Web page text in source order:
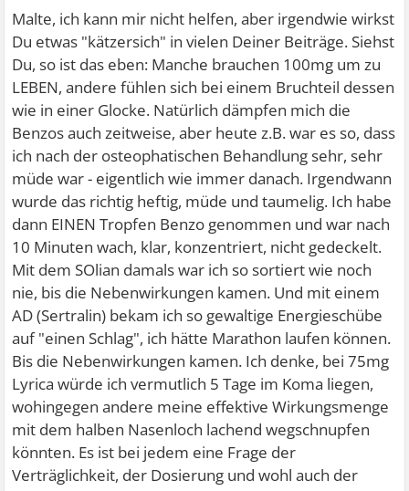
doch keinen normalen Gefühle mehr im Leben.
Malte, ich kann mir nicht helfen, aber irgendwie wirkst
Du etwas "kätzersich" in vielen Deiner Beiträge. Siehst
Du, so ist das eben: Manche brauchen 100mg um zu
LEBEN, andere fühlen sich bei einem Bruchteil dessen
wie in einer Glocke. Natürlich dämpfen mich die
Benzos auch zeitweise, aber heute z.B. war es so, dass
ich nach der osteophatischen Behandlung sehr, sehr
müde war - eigentlich wie immer danach. Irgendwann
wurde das richtig heftig, müde und taumelig. Ich habe
dann EINEN Tropfen Benzo genommen und war nach
10 Minuten wach, klar, konzentriert, nicht gedeckelt.
Mit dem SOlian damals war ich so sortiert wie noch
nie, bis die Nebenwirkungen kamen. Und mit einem
AD (Sertralin) bekam ich so gewaltige Energieschübe
auf "einen Schlag", ich hätte Marathon laufen können.
Bis die Nebenwirkungen kamen. Ich denke, bei 75mg
Lyrica würde ich vermutlich 5 Tage im Koma liegen,
wohingegen andere meine effektive Wirkungsmenge
mit dem halben Nasenloch lachend wegschnupfen
könnten. Es ist bei jedem eine Frage der
Verträglichkeit, der Dosierung und wohl auch der